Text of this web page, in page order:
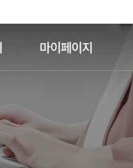
마이페이지